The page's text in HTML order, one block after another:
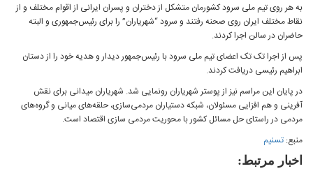
به هر روی تیم ملی سرود کشورمان متشکل از دختران و پسران ایرانی از اقوام مختلف و از
نقاط مختلف ایران روی صحنه رفتند و سرود “شهریاران” را برای رئیس‌جمهوری و البته
حاضران در سالن اجرا کردند.
پس از اجرا تک تک اعضای تیم ملی سرود با رئیس‌جمهور دیدار و هدیه خود را از دستان
ابراهیم رئیسی دریافت کردند.
در پایان این مراسم نیز از پوستر شهریاران رونمایی شد. شهریاران میدانی برای نقش
آفرینی و هم افزایی مسئولان، شبکه دستیاران مردمی‌سازی، حلقه‌های میانی و گروه‌های
مردمی در راستای حل مسائل کشور با محوریت مردمی سازی اقتصاد است.
منبع: تسنیم
اخبار مرتبط: